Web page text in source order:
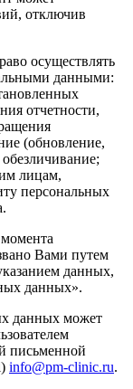
отключив
осуществлять
данными:
отчетности,
(обновление,
лицам,
персональных
момента
Вами путем
данных,
данных».
данных может
письменной
info@pm-clinic.ru.